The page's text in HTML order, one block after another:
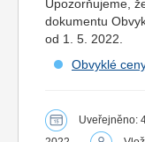
Upozorňujeme,
dokumentu
od 1. 5. 2022.
Obvyklé
Uveřejněno: